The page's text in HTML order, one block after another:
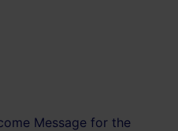
Message for the